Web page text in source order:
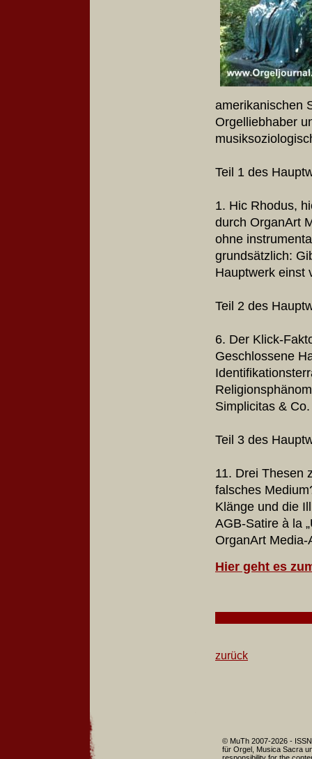
amerikanischen
Orgelliebhaber
Teil 1 des
1. Hic Rhodus,
durch OrganArt
ohne
grundsätzlich:
Hauptwerk einst
Teil 2 des
6. Der Klick-
Geschlossene
Simplicitas & Co.
Teil 3 des
11. Drei Thesen
falsches
Klänge und die
AGB-Satire à la
OrganArt
Hier geht es
zurück
© MuTh 2007-2026 -
für Orgel, Musica Sacra